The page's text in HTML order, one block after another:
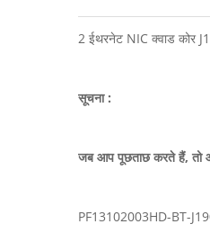
2 ईथरनेट NIC क्वाड कोर
सूचना :
जब आप पूछताछ करते हैं, तो
PF13102003HD-BT-